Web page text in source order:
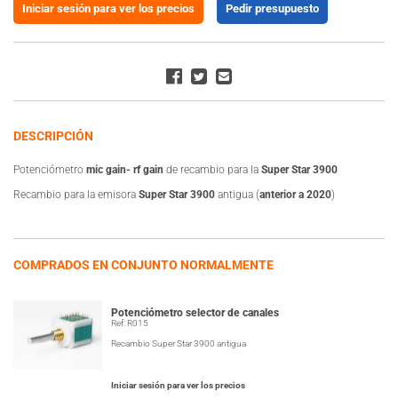
Iniciar sesión para ver los precios Pedir presupuesto
DESCRIPCIÓN
Potenciómetro mic gain- rf gain de recambio para la Super Star 3900
Recambio para la emisora Super Star 3900 antigua (anterior a 2020)
COMPRADOS EN CONJUNTO NORMALMENTE
Potenciómetro selector de canales
Ref: R015
Recambio Super Star 3900 antigua
Iniciar sesión para ver los precios